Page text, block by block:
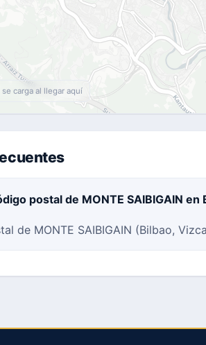
se carga al llegar aquí
postal de MONTE SAIBIGAIN en
de MONTE SAIBIGAIN (Bilbao,